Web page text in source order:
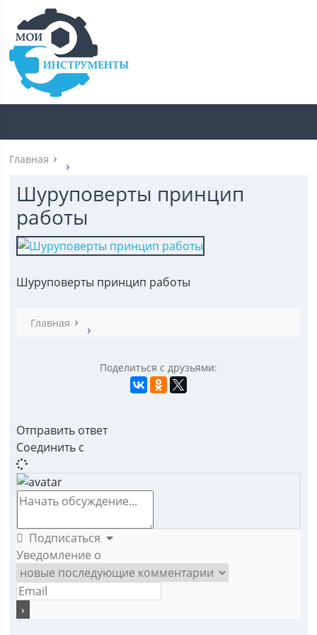
Главная
Шуруповерты принцип
работы
Шуруповерты принцип работы
Главная
Поделиться с друзьями:
Отправить ответ
Соединить с
Подписаться
Уведомление о